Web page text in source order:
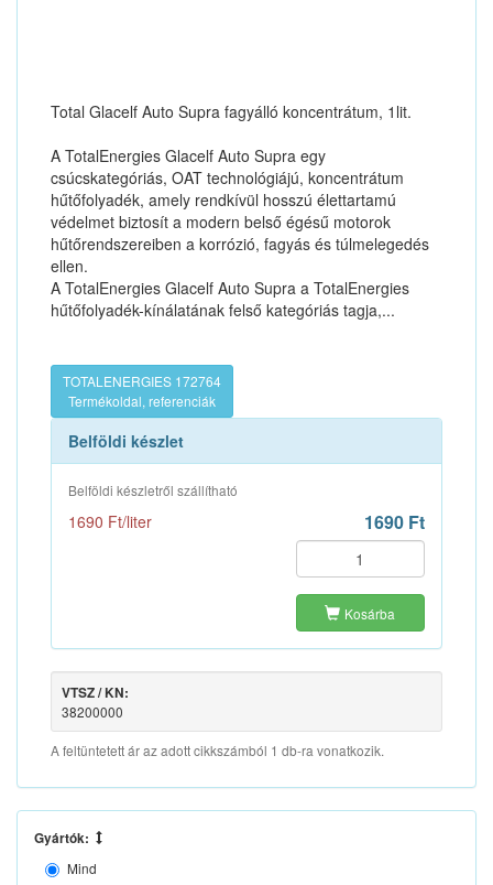
Total Glacelf Auto Supra fagyálló koncentrátum, 1lit.
A TotalEnergies Glacelf Auto Supra egy
csúcskategóriás, OAT technológiájú, koncentrátum
hűtőfolyadék, amely rendkívül hosszú élettartamú
védelmet biztosít a modern belső égésű motorok
hűtőrendszereiben a korrózió, fagyás és túlmelegedés
ellen.
A TotalEnergies Glacelf Auto Supra a TotalEnergies
hűtőfolyadék-kínálatának felső kategóriás tagja,...
TOTALENERGIES 172764
Termékoldal, referenciák
Belföldi készlet
Belföldi készletről szállítható
1690 Ft/liter 1690 Ft
Kosárba
VTSZ / KN:
38200000
A feltüntetett ár az adott cikkszámból 1 db-ra vonatkozik.
Gyártók:
Mind